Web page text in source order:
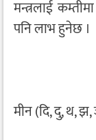
मन्त्रलाई
पनि लाभ हुनेछ ।
मीन (दि, दु, थ,